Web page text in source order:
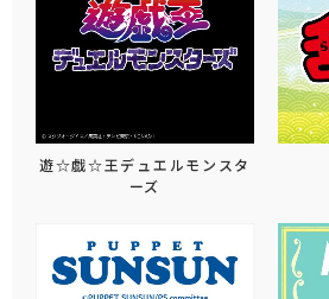
遊☆戯☆王デュエルモンスタ
ーズ